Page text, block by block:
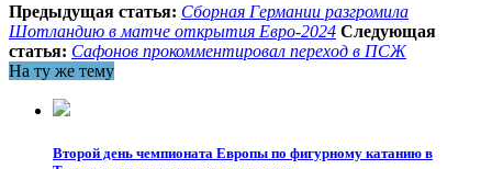
Предыдущая статья: Сборная Германии разгромила
Шотландию в матче открытия Евро-2024 Следующая
статья: Сафонов прокомментировал переход в ПСЖ
На ту же тему
Второй день чемпионата Европы по фигурному катанию в